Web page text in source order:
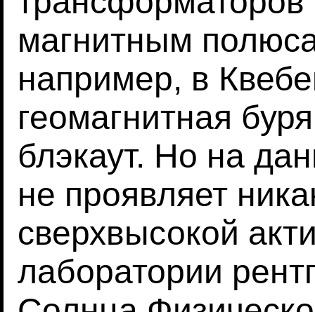
магнитным
например, в
геомагнитная
блэкаут. Но на
не проявляет
сверхвысокой
лаборатории